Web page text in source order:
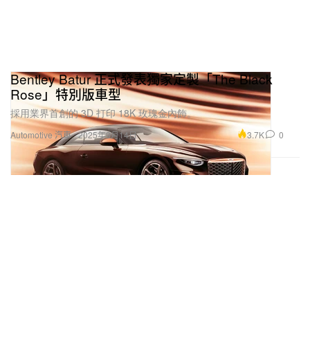
Automotive 汽車
Bentley Batur 正式發表獨家定製「The Black
Rose」特別版車型
採用業界首創的 3D 打印 18K 玫瑰金內飾。
2025年3月14日 3.7K 0